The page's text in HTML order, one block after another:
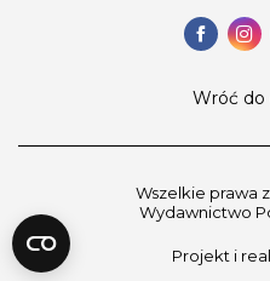
Wróć do
Wszelkie prawa
Wydawnictwo
Projekt i